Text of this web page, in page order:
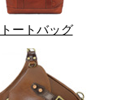
トートバッグ